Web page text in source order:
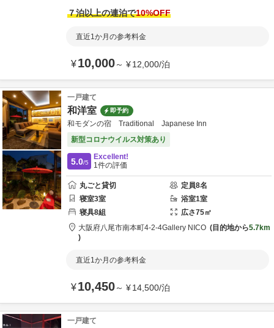
７泊以上の連泊で10%OFF
直近1か月の参考料金
¥10,000～ ¥12,000/泊
一戸建て
和洋室 即予約
和モダンの宿 Traditional Japanese Inn
新型コロナウイルス対策あり
5.0/5
Excellent!
1件の評価
丸ごと貸切 定員8名
寝室3室 浴室1室
寝具8組 広さ75㎡
大阪府八尾市南本町4-2-4Gallery NICO 目的地から5.7km
直近1か月の参考料金
¥10,450～ ¥14,500/泊
一戸建て